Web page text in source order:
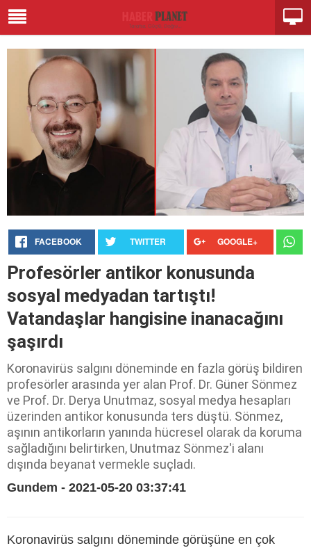
FACEBOOK TWITTER GOOGLE+
Profesörler antikor konusunda
sosyal medyadan tartıştı!
Vatandaşlar hangisine inanacağını
şaşırdı
Koronavirüs salgını döneminde en fazla görüş bildiren
profesörler arasında yer alan Prof. Dr. Güner Sönmez
ve Prof. Dr. Derya Unutmaz, sosyal medya hesapları
üzerinden antikor konusunda ters düştü. Sönmez,
aşının antikorların yanında hücresel olarak da koruma
sağladığını belirtirken, Unutmaz Sönmez'i alanı
dışında beyanat vermekle suçladı.
Gundem - 2021-05-20 03:37:41
Koronavirüs salgını döneminde görüşüne en çok